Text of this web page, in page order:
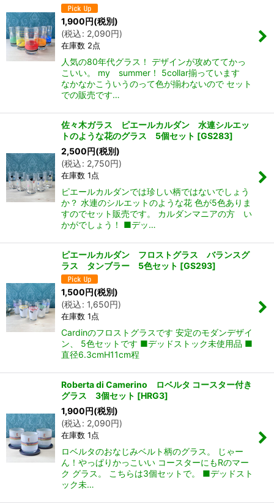
1,900円(税別)
(税込: 2,090円)
在庫数 2点
人気の80年代グラス！ デザインが攻めててかっ
こいい。 my summer！ 5collar揃っています
なかなかこういうのって色が揃わないので セット
での販売です…
佐々木ガラス ピエールカルダン 水連シルエッ
トのような花のグラス 5個セット [GS283]
2,500円(税別)
(税込: 2,750円)
在庫数 1点
ピエールカルダンでは珍しい柄ではないでしょう
か？ 水連のシルエットのような花 色が5色ありま
すのでセット販売です。 カルダンマニアの方 い
かがでしょう！ ■デッ…
ピエールカルダン フロストグラス バランスグ
ラス タンブラー 5色セット [GS293]
1,500円(税別)
(税込: 1,650円)
在庫数 1点
Cardinのフロストグラスです 安定のモダンデザイ
ン、 5色セットです ■デッドストック未使用品 ■
直径6.3cmH11cm程
Roberta di Camerino ロベルタ コースター付き
グラス 3個セット [HRG3]
1,900円(税別)
(税込: 2,090円)
在庫数 1点
ロベルタのおなじみベルト柄のグラス。 じゃー
ん！やっぱりかっこいい コースターにもRのマー
ク グラス。 こちらは3個セットで。 ■デッドスト
ック未…